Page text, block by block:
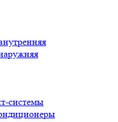
системы